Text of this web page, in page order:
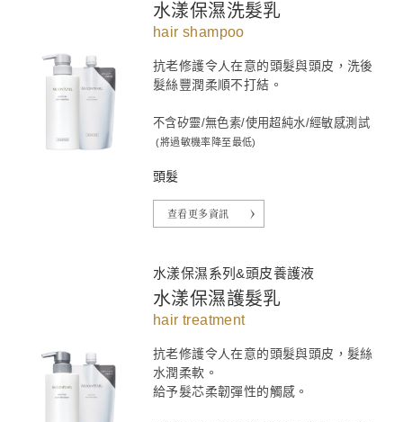
水漾保濕洗髮乳
hair shampoo
抗老修護令人在意的頭髮與頭皮，洗後
髮絲豐潤柔順不打結。
不含矽靈/無色素/使用超純水/經敏感測試
(將過敏機率降至最低)
頭髮
查看更多資訊
水漾保濕系列&頭皮養護液
水漾保濕護髮乳
hair treatment
抗老修護令人在意的頭髮與頭皮，髮絲
水潤柔軟。
給予髮芯柔韌彈性的觸感。